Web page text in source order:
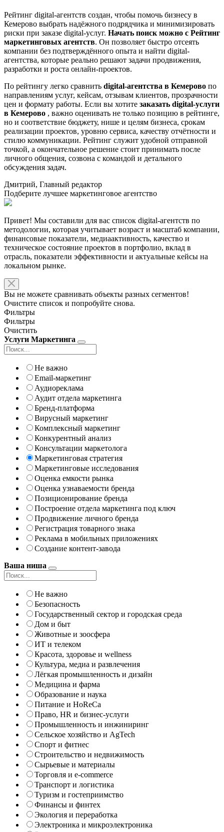
Рейтинг digital-агентств создан, чтобы помочь бизнесу в
Кемерово выбрать надёжного подрядчика и минимизировать
риски при заказе digital-услуг. Начать поиск можно с Рейтинг
маркетинговых агентств. Он позволяет быстро отсеять
компании без подтверждённого опыта и найти digital-
агентства, которые реально решают задачи продвижения,
разработки и роста онлайн-проектов.
По рейтингу легко сравнить digital-агентства в Кемерово по
направлениям услуг, кейсам, отзывам клиентов, прозрачности
цен и формату работы. Если вы хотите заказать digital-услуги
в Кемерово , важно оценивать не только позицию в рейтинге,
но и соответствие бюджету, нише и целям бизнеса, срокам
реализации проектов, уровню сервиса, качеству отчётности и
стилю коммуникации. Рейтинг служит удобной отправной
точкой, а окончательное решение стоит принимать после
личного общения, созвона с командой и детального
обсуждения задач.
Дмитрий, Главный редактор
Подберите лучшее маркетинговое агентство
Привет! Мы составили для вас список digital-агентств по
методологии, которая учитывает возраст и масштаб компании,
финансовые показатели, медиаактивность, качество и
техническое состояние проектов в портфолио, вклад в
отрасль, показатели эффективности и актуальные кейсы на
локальном рынке.
Вы не можете сравнивать объекты разных сегментов!
Очистите список и попробуйте снова.
Фильтры
Фильтры
Очистить
Услуги Маркетинга
Не важно
Email-маркетинг
Аудиореклама
Аудит отдела маркетинга
Бренд-платформа
Вирусный маркетинг
Комплексный маркетинг
Конкурентный анализ
Консультации маркетолога
Маркетинговая стратегия
Маркетинговые исследования
Оценка емкости рынка
Оценка узнаваемости бренда
Позиционирование бренда
Построение отдела маркетинга под ключ
Продвижение личного бренда
Регистрация товарного знака
Реклама в мобильных приложениях
Создание контент-завода
Ваша ниша
Не важно
Безопасность
Государственный сектор и городская среда
Дом и быт
Животные и зоосфера
ИТ и телеком
Красота, здоровье и wellness
Культура, медиа и развлечения
Лёгкая промышленность и дизайн
Медицина и фарма
Образование и наука
Питание и HoReCa
Право, HR и бизнес-услуги
Промышленность и инжиниринг
Сельское хозяйство и AgTech
Спорт и фитнес
Строительство и недвижимость
Сырьевые и материалы
Торговля и e-commerce
Транспорт и логистика
Туризм и гостеприимство
Финансы и финтех
Экология и переработка
Электроника и микроэлектроника